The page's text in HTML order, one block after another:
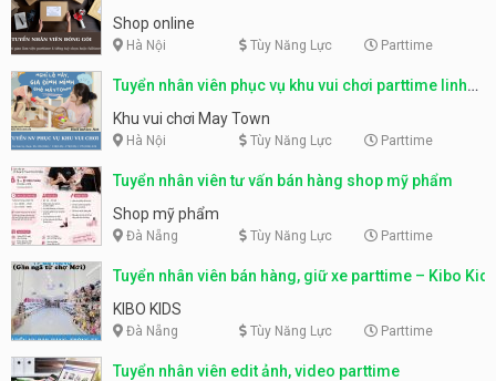
Shop online
Hà Nội Tùy Năng Lực Parttime
Tuyển nhân viên phục vụ khu vui chơi parttime linh
động
Khu vui chơi May Town
Hà Nội Tùy Năng Lực Parttime
Tuyển nhân viên tư vấn bán hàng shop mỹ phẩm
Shop mỹ phẩm
Đà Nẵng Tùy Năng Lực Parttime
Tuyển nhân viên bán hàng, giữ xe parttime – Kibo Kid
KIBO KIDS
Đà Nẵng Tùy Năng Lực Parttime
Tuyển nhân viên edit ảnh, video parttime